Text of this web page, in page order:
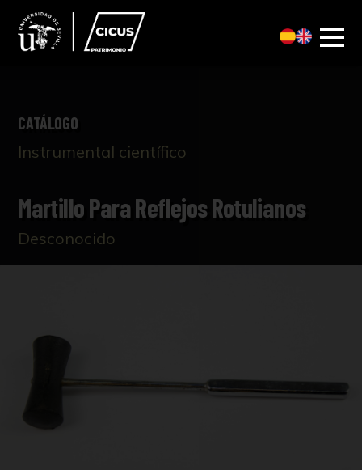
CATÁLOGO
Instrumental científico
Martillo Para Reflejos Rotulianos
Desconocido